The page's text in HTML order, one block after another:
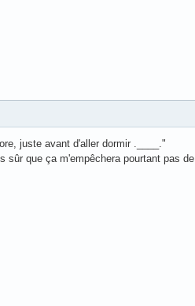
juste avant d'aller dormir .____."
sûr que ça m'empêchera pourtant pas de